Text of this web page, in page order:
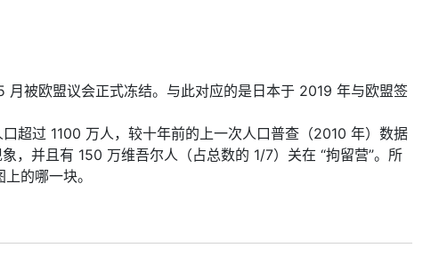
被欧盟议会正式冻结。与此对应的是日本于 2019 年与欧盟签
超过 1100 万人，较十年前的上一次人口普查（2010 年）数据
，并且有 150 万维吾尔人（占总数的 1/7）关在 “拘留营”。所
的哪一块。